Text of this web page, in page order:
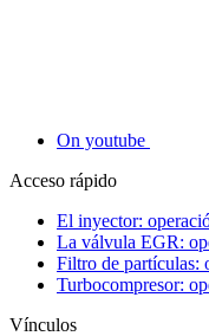
On youtube
Acceso rápido
El inyector:
La válvula EGR:
Filtro de partículas:
Turbocompresor:
Vínculos